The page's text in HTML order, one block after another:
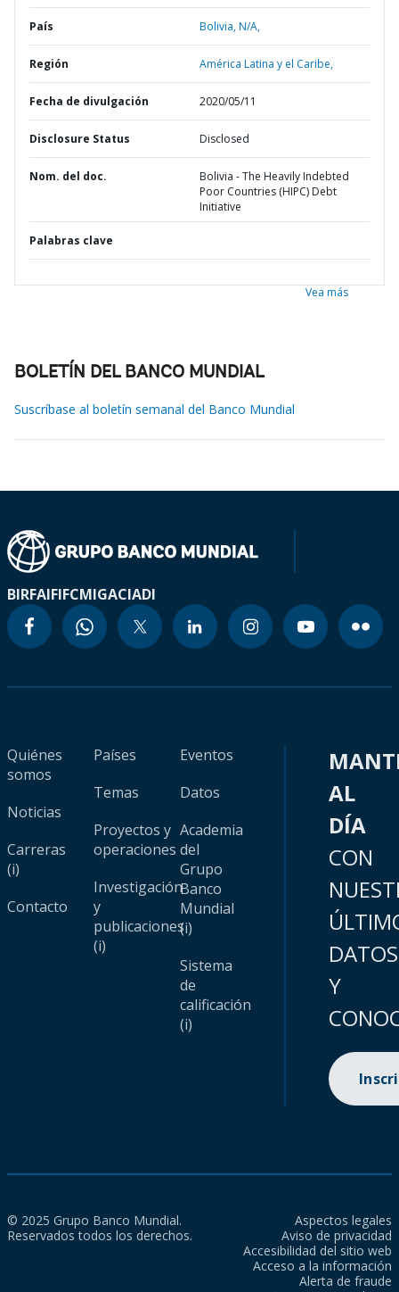
País Bolivia,N/A,
Región América Latina y el Caribe,
Fecha de divulgación 2020/05/11
Disclosure Status Disclosed
Nom. del doc.
Bolivia - The Heavily Indebted
Poor Countries (HIPC) Debt
Initiative
Palabras clave
Vea más
BOLETÍN DEL BANCO MUNDIAL
Suscríbase al boletín semanal del Banco Mundial
BIRFAIFIFCMIGACIADI
Quiénes
somos
Noticias
Carreras
(i)
Contacto
Países
Temas
Proyectos y
operaciones
Investigación
y
publicaciones
(i)
Eventos
Datos
Academia
del
Grupo
Banco
Mundial
(i)
Sistema
de
calificación
(i)
AL
DÍA
CON
DATOS
Y
© 2025 Grupo Banco Mundial.
Reservados todos los derechos.
Aspectos legales
Aviso de privacidad
Accesibilidad del sitio web
Acceso a la información
Alerta de fraude